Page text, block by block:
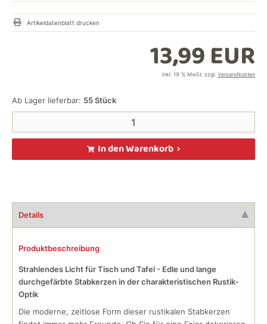
13,99 EUR
inkl. 19 % MwSt. zzgl. Versandkosten
Ab Lager lieferbar: 55Stück
In den Warenkorb
Artikeldatenblatt drucken
Details
Produktbeschreibung
Strahlendes Licht für Tisch und Tafel - Edle und lange
durchgefärbte Stabkerzen in der charakteristischen Rustik-
Optik
Die moderne, zeitlose Form dieser rustikalen Stabkerzen